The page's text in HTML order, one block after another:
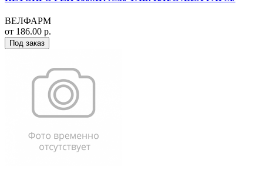
ВЕЛФАРМ
от 186.00 р.
Под заказ